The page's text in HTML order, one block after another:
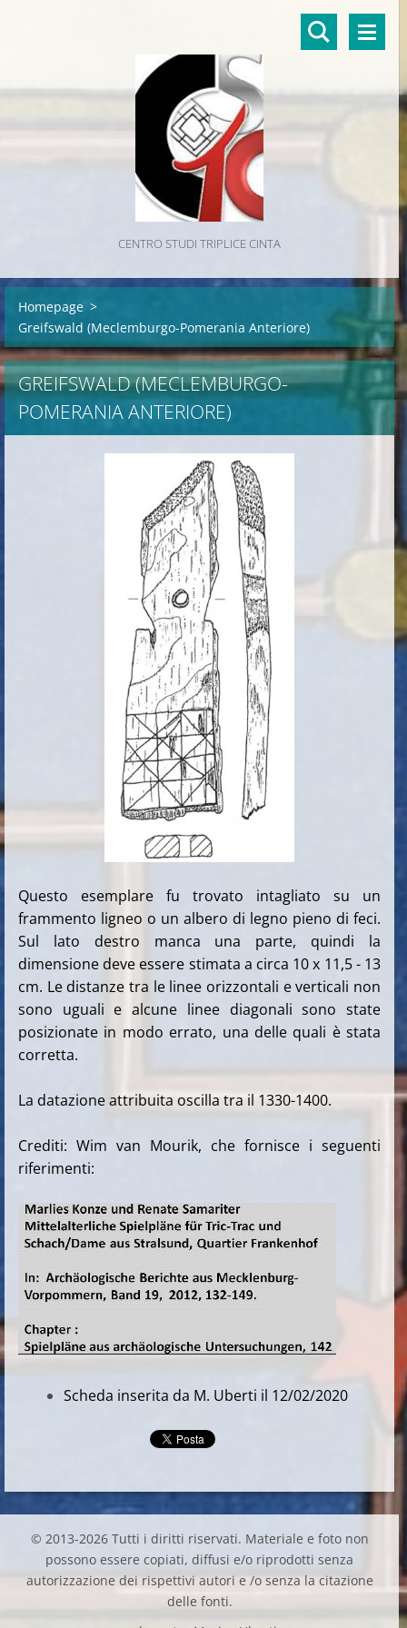
CENTRO STUDI TRIPLICE CINTA
Homepage >
Greifswald (Meclemburgo-Pomerania Anteriore)
GREIFSWALD (MECLEMBURGO-
POMERANIA ANTERIORE)
Questo esemplare fu trovato intagliato su un
frammento ligneo o un albero di legno pieno di feci.
Sul lato destro manca una parte, quindi la
dimensione deve essere stimata a circa 10 x 11,5 - 13
cm. Le distanze tra le linee orizzontali e verticali non
sono uguali e alcune linee diagonali sono state
posizionate in modo errato, una delle quali è stata
corretta.
La datazione attribuita oscilla tra il 1330-1400.
Crediti: Wim van Mourik, che fornisce i seguenti
riferimenti:
Scheda inserita da M. Uberti il 12/02/2020
© 2013-2026 Tutti i diritti riservati. Materiale e foto non
possono essere copiati, diffusi e/o riprodotti senza
autorizzazione dei rispettivi autori e /o senza la citazione
delle fonti.